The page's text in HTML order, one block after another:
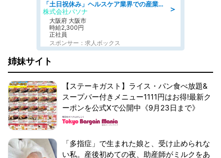
＞
「土日祝休み」ヘルスケア業界での産業保健師業務/看護師/高時給/要資格:正看護師
株式会社パソナ
大阪府 大阪市
時給2,300円
正社員
スポンサー：求人ボックス
姉妹サイト
【ステーキガスト】ライス・パン食べ放題&
スープバー付きメニュー1111円はお得!最新ク
ーポンを公式Xで公開中《9月23日まで》
「多指症」で生まれた娘と、受け止められな
い私。産後初めての夜、助産師がミルクをあ